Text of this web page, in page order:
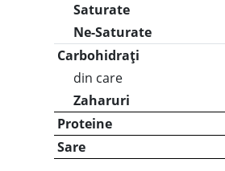
Saturate
Ne-Saturate
Carbohidrați
din care
Zaharuri
Proteine
Sare